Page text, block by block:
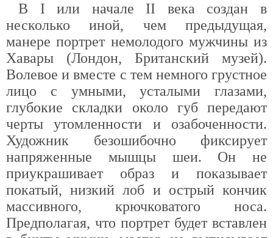
В I или начале II века создан в
несколько иной, чем предыдущая,
манере портрет немолодого мужчины из
Хавары (Лондон, Британский музей).
Волевое и вместе с тем немного грустное
лицо с умными, усталыми глазами,
глубокие складки около губ передают
черты утомленности и озабоченности.
Художник безошибочно фиксирует
напряженные мышцы шеи. Он не
приукрашивает образ и показывает
покатый, низкий лоб и острый кончик
массивного, крючковатого носа.
Предполагая, что портрет будет вставлен